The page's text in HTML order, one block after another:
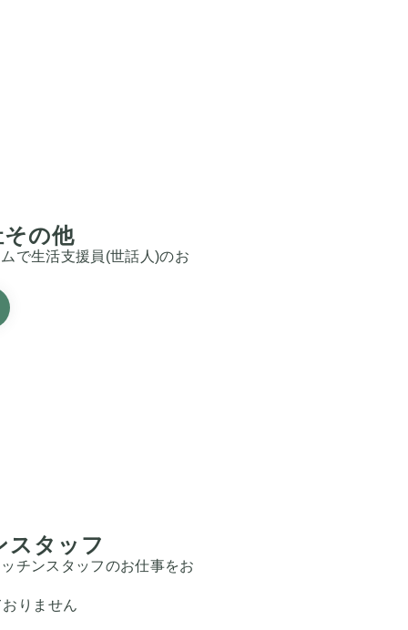
その他
で生活支援員(世話人)のお
スタッフ
チンスタッフのお仕事をお
りません